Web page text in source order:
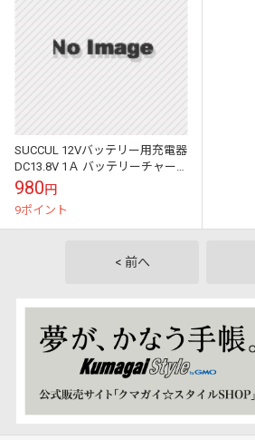
SUCCUL 12Vバッテリー用充電器
DC13.8V 1Ａ バッテリーチャー
ジャー DC12V専用 密閉式 鉛 大
型にも対応 バ...
980円
9ポイント
< 前へ